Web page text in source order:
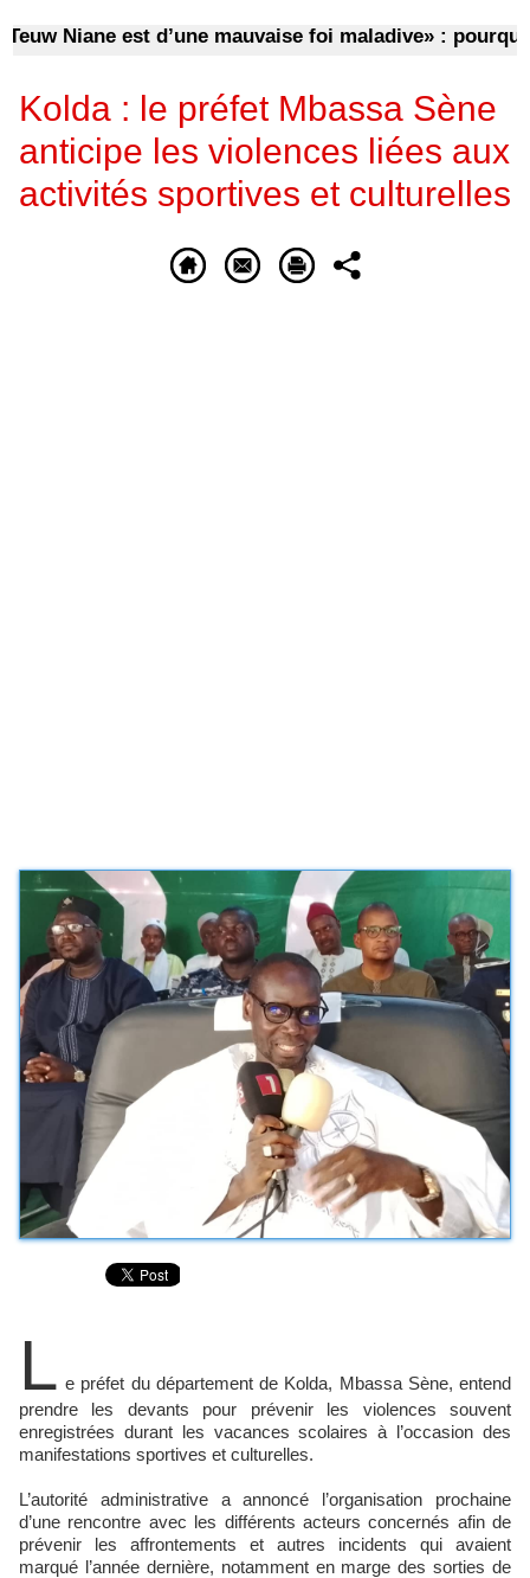
Niane est d’une mauvaise foi maladive» : pourquoi
Kolda : le préfet Mbassa Sène
anticipe les violences liées aux
activités sportives et culturelles
L e préfet du département de Kolda, Mbassa Sène, entend
prendre les devants pour prévenir les violences souvent
enregistrées durant les vacances scolaires à l’occasion des
manifestations sportives et culturelles.
L’autorité administrative a annoncé l’organisation prochaine
d’une rencontre avec les différents acteurs concernés afin de
prévenir les affrontements et autres incidents qui avaient
marqué l’année dernière, notamment en marge des sorties de